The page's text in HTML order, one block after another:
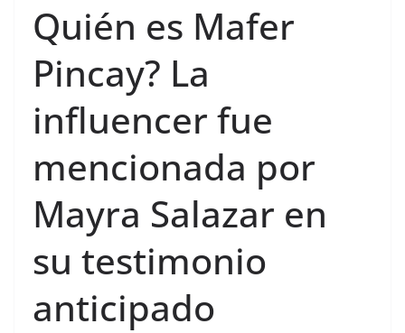
Quién es Mafer
Pincay? La
influencer fue
mencionada por
Mayra Salazar en
su testimonio
anticipado